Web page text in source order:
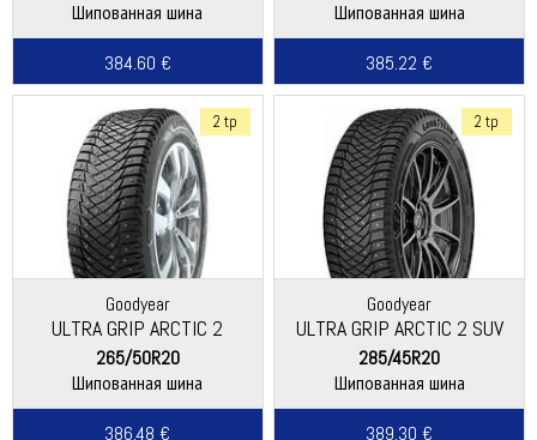
Шипованная шина
384.60 €
Шипованная шина
385.22 €
2 tp
Goodyear
ULTRA GRIP ARCTIC 2
265/50R20
Шипованная шина
386.48 €
2 tp
Goodyear
ULTRA GRIP ARCTIC 2 SUV
285/45R20
Шипованная шина
389.30 €